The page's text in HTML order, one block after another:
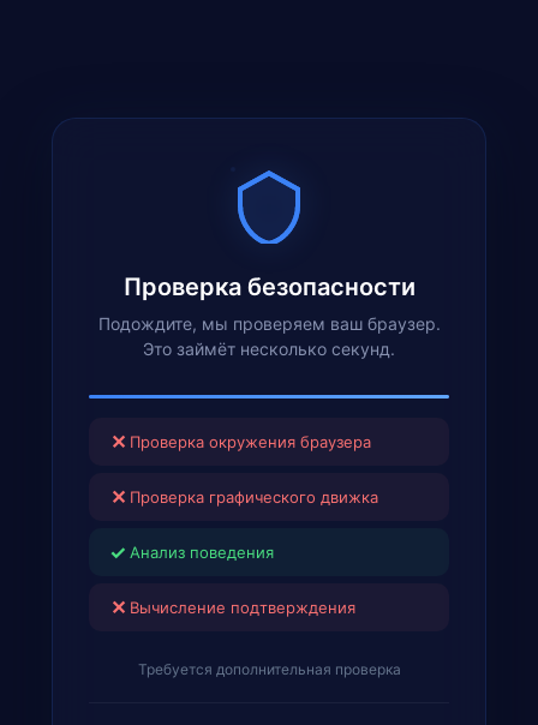
Проверка безопасности
Подождите, мы проверяем ваш браузер.
Это займёт несколько секунд.
✕ Проверка окружения браузера
✕ Проверка графического движка
✓ Анализ поведения
✕ Вычисление подтверждения
Требуется дополнительная проверка